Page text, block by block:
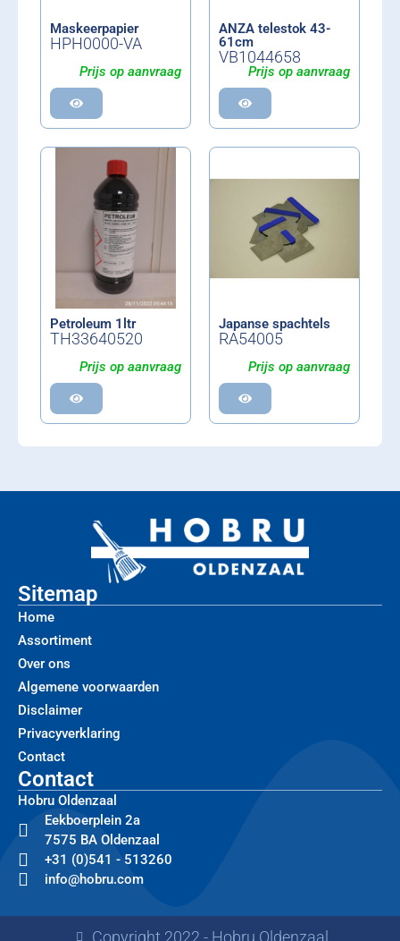
Maskeerpapier
HPH0000-VA
Prijs op aanvraag
ANZA telestok 43-
61cm
VB1044658
Prijs op aanvraag
Petroleum 1ltr
TH33640520
Prijs op aanvraag
Japanse spachtels
RA54005
Prijs op aanvraag
Sitemap
Home
Assortiment
Over ons
Algemene voorwaarden
Disclaimer
Privacyverklaring
Contact
Contact
Hobru Oldenzaal
Eekboerplein 2a
7575 BA Oldenzaal
+31 (0)541 - 513260
info@hobru.com
Copyright 2022 - Hobru Oldenzaal